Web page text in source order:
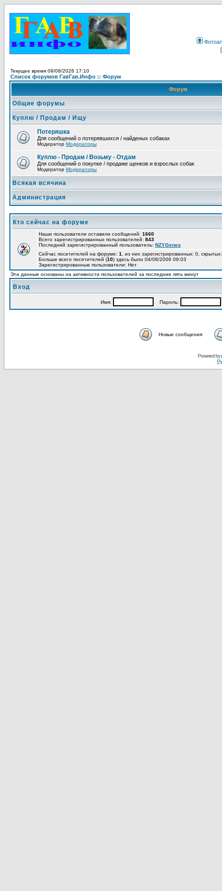
Текущее время 09/08/2026 17:10
Список форумов ГавГав.Инфо :: Форум
Форум
Общие форумы
Куплю / Продам / Ищу
Потеряшка
Для сообщений о потерявшихся / найденых собаках
Модератор Модераторы
Куплю - Продам / Возьму - Отдам
Для сообщений о покупке / продаже щенков и взрослых собак
Модератор Модераторы
Всякая всячина
Администрация
Кто сейчас на форуме
Наши пользователи оставили сообщений: 1660
Всего зарегистрированных пользователей: 843
Последний зарегистрированный пользователь: NZYGenes
Сейчас посетителей на форуме: 1
, из них зарегистрированных: 0,
Больше всего посетителей (10) здесь было 04/08/2006 09:03
Зарегистрированные пользователи: Нет
Эти данные основаны на активности пользователей за последние пять минут
Вход
Имя: Пароль:
Новые сообщения
Powered by